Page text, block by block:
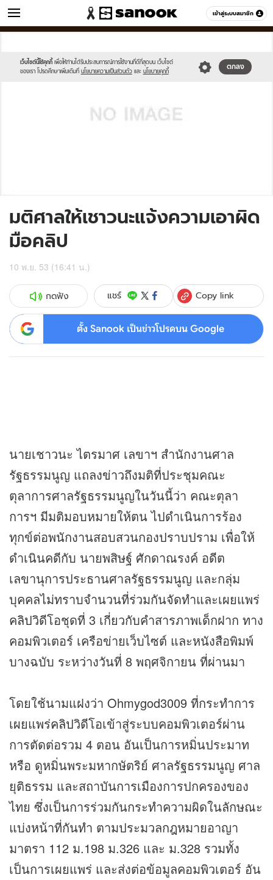
เข้าสู่ระบบสมาชิก
ข่าว หมวดอื่นๆ
เว็บไซต์นี้ใช้คุกกี้ เพื่อให้ท่านได้รับประสบการณ์การใช้งานที่ดีที่สุดบน เว็บไซต์
ของเรา โปรดศึกษาเพิ่มเติมที่ นโยบายความเป็นส่วนตัว และ นโยบายคุกกี้
ตกลง
sanook.png
image.jpg
มติศาลให้เชาวนะแจ้งความเอาผิด
มือคลิป
10 พ.ย. 53 (16:41 น.)
กดฟัง แชร์ Copy link
ตั้ง Sanook เป็นข่าวโปรดบน Google
นายเชาวนะ ไตรมาศ เลขาฯ สำนักงานศาล
รัฐธรรมนูญ แถลงข่าวถึงมติที่ประชุมคณะ
ตุลาการศาลรัฐธรรมนูญในวันนี้ว่า คณะตุลา
การฯ มีมติมอบหมายให้ตน ไปดำเนินการร้อง
ทุกข์ต่อพนักงานสอบสวนกองปราบปราม เพื่อให้
ดำเนินคดีกับ นายพสิษฐ์ ศักดาณรงค์ อดีต
เลขานุการประธานศาลรัฐธรรมนูญ และกลุ่ม
บุคคลไม่ทราบจำนวนที่ร่วมกันจัดทำและเผยแพร่
คลิปวิดีโอชุดที่ 3 เกี่ยวกับคำสารภาพเด็กฝาก ทาง
คอมพิวเตอร์ เครือข่ายเว็บไซต์ และหนังสือพิมพ์
บางฉบับ ระหว่างวันที่ 8 พฤศจิกายน ที่ผ่านมา
โดยใช้นามแฝงว่า Ohmygod3009 ที่กระทำการ
เผยแพร่คลิปวิดีโอเข้าสู่ระบบคอมพิวเตอร์ผ่าน
การตัดต่อรวม 4 ตอน อันเป็นการหมิ่นประมาท
หรือ ดูหมิ่นพระมหากษัตริย์ ศาลรัฐธรรมนูญ ศาล
ยุติธรรม และสถาบันการเมืองการปกครองของ
ไทย ซึ่งเป็นการร่วมกันกระทำความผิดในลักษณะ
แบ่งหน้าที่กันทำ ตามประมวลกฎหมายอาญา
มาตรา 112 ม.198 ม.326 และ ม.328 รวมทั้ง
เป็นการเผยแพร่ และส่งต่อข้อมูลคอมพิวเตอร์ อัน